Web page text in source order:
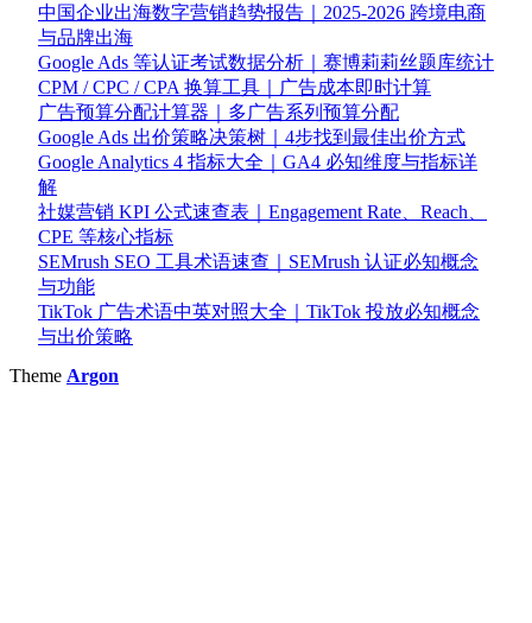
中国企业出海数字营销趋势报告｜2025-2026 跨境电商
与品牌出海
Google Ads 等认证考试数据分析｜赛博莉莉丝题库统计
CPM / CPC / CPA 换算工具｜广告成本即时计算
广告预算分配计算器｜多广告系列预算分配
Google Ads 出价策略决策树｜4步找到最佳出价方式
Google Analytics 4 指标大全｜GA4 必知维度与指标详
解
社媒营销 KPI 公式速查表｜Engagement Rate、Reach、
CPE 等核心指标
SEMrush SEO 工具术语速查｜SEMrush 认证必知概念
与功能
TikTok 广告术语中英对照大全｜TikTok 投放必知概念
与出价策略
Theme Argon